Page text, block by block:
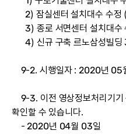
2) 잠실센터 설치대수 수정
3) 종로 서면센터 설치대수
4) 신규 구축 르노삼성빌딩
9-2. 시행일자 : 2020년 05
9-3. 이전 영상정보처리기기
확인할 수 있습니다.
-2020년 04월 03일